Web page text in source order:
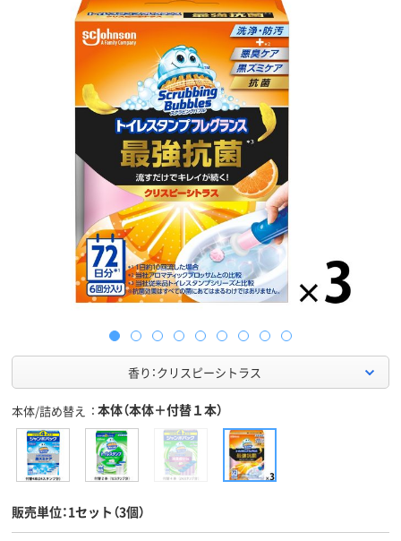
香り：クリスピーシトラス
本体/詰め替え 本体（本体＋付替１本）
販売単位：1セット（3個）